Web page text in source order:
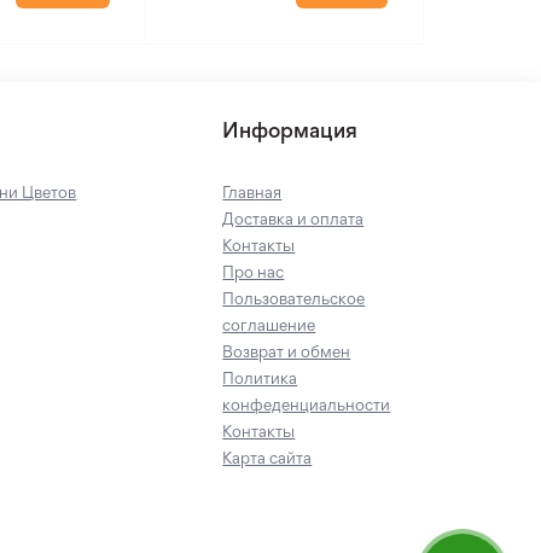
Цветов
Информация
Главная
Доставка и оплата
Контакты
Про нас
Пользовательское
соглашение
Возврат и обмен
Политика
конфеденциальности
Контакты
Карта сайта